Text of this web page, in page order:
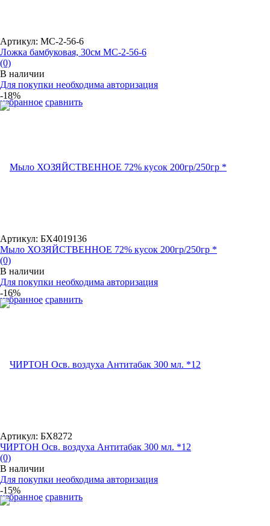
избранное сравнить
Артикул: MC-2-56-6
Ложка бамбуковая, 30см MC-2-56-6
(0)
В наличии
Для покупки необходима авторизация
-18%
избранное сравнить
Артикул: БХ4019136
Мыло ХОЗЯЙСТВЕННОЕ 72% кусок 200гр/250гр *
(0)
В наличии
Для покупки необходима авторизация
-16%
избранное сравнить
Артикул: БХ8272
ЧИРТОН Осв. воздуха Антитабак 300 мл. *12
(0)
В наличии
Для покупки необходима авторизация
-15%